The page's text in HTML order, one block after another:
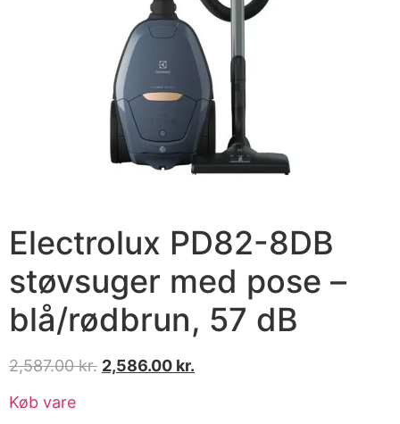
Electrolux PD82-8DB
støvsuger med pose –
blå/rødbrun, 57 dB
2,587.00kr. 2,586.00 kr.
Køb vare